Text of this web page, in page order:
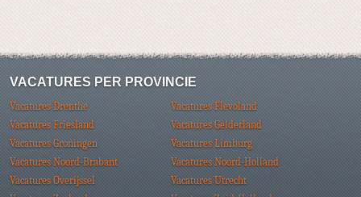
VACATURES PER PROVINCIE
Vacatures Drenthe
Vacatures Flevoland
Vacatures Friesland
Vacatures Gelderland
Vacatures Groningen
Vacatures Limburg
Vacatures Noord-Brabant
Vacatures Noord-Holland
Vacatures Overijssel
Vacatures Utrecht